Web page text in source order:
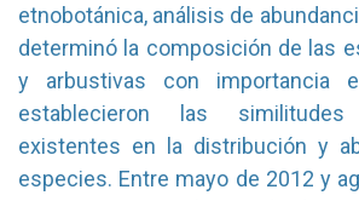
etnobotánica, análisis de
determinó la composición de las
y arbustivas con importancia
establecieron las
existentes en la distribución y
especies. Entre mayo de 2012 y